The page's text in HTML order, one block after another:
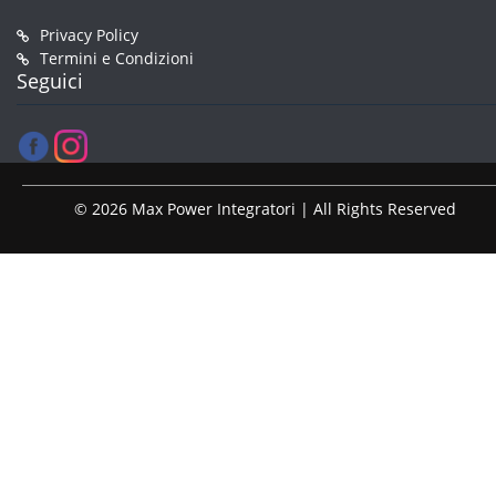
Privacy Policy
Termini e Condizioni
Seguici
© 2026 Max Power Integratori | All Rights Reserved